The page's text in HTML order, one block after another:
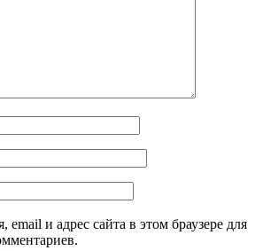
и адрес сайта в этом браузере для